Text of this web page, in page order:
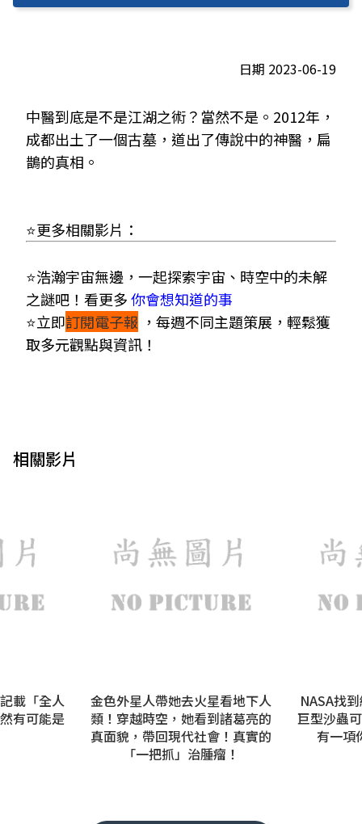
日期 2023-06-19
中醫到底是不是江湖之術？當然不是。2012年，
成都出土了一個古墓，道出了傳說中的神醫，扁
鵲的真相。
⭐更多相關影片：
⭐浩瀚宇宙無邊，一起探索宇宙、時空中的未解
之謎吧！看更多你會想知道的事
⭐立即訂閱電子報 ， 每週不同主題策展，輕鬆獲
取多元觀點與資訊！
相關影片
載「全人
有可能是
金色外星人帶她去火星看地下人
類！穿越時空，她看到諸葛亮的
真面貌，帶回現代社會！真實的
「一把抓」治腫瘤！
NASA找
巨型沙蟲
有一項